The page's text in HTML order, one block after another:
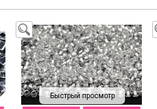
Быстрый просмотр